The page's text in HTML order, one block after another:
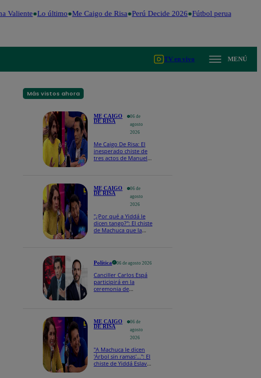
Valiente Lo último Me Caigo de Risa Perú Decide 2026 Fútbol peruano
TV en vivo MENÚ
Más vistos ahora
ME CAIGO
DE RISA
06 de
agosto
2026
Me Caigo De Risa: El
inesperado chiste de
tres actos de Manuel
ME CAIGO
DE RISA
06 de
agosto
2026
"¿Por qué a Yiddá le
dicen tango?": El chiste
de Machuca que la
Política 06 de agosto 2026
Canciller Carlos Espá
participirá en la
ceremonia de
ME CAIGO
DE RISA
06 de
agosto
2026
"A Machuca le dicen
'Árbol sin ramas'...": El
chiste de Yiddá Eslava